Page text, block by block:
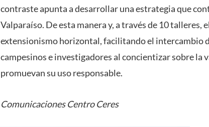
contraste apunta a desarrollar una estrategia que
Valparaíso. De esta manera y, a través de 10
extensionismo horizontal, facilitando el intercambio
campesinos e investigadores al concientizar sobre la
promuevan su uso responsable.
Comunicaciones Centro Ceres